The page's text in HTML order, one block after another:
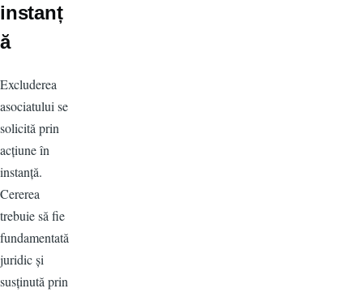
instanț
ă
Excluderea
asociatului se
solicită prin
acțiune în
instanță.
Cererea
trebuie să fie
fundamentată
juridic și
susținută prin